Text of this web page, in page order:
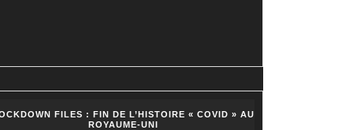
FILES : FIN DE L’HISTOIRE « COVID » AU
ROYAUME-UNI